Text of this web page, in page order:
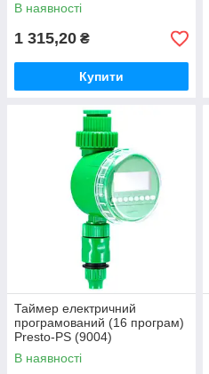
В наявності
1 315,20 ₴
Купити
Таймер електричний
програмований (16 програм)
Presto-PS (9004)
В наявності